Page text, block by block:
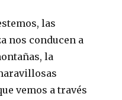
las
nos conducen a
la
vemos a través